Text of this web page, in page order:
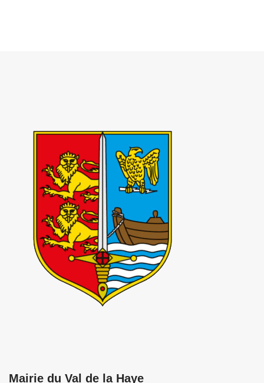
Mairie du Val de la Haye